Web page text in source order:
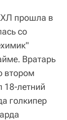
прошла в
со
Вратарь
втором
18-летний
голкипер